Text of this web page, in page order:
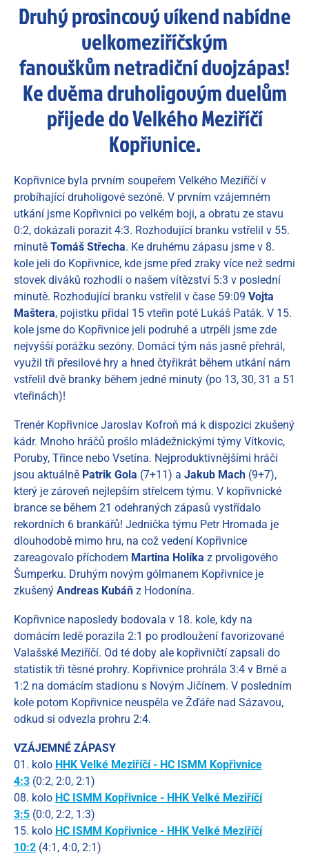
Druhý prosincový víkend nabídne
velkomeziříčským
fanouškům netradiční dvojzápas!
Ke dvěma druholigovým duelům
přijede do Velkého Meziříčí
Kopřivnice.
Kopřivnice byla prvním soupeřem Velkého Meziříčí v
probíhající druholigové sezóně. V prvním vzájemném
utkání jsme Kopřivnici po velkém boji, a obratu ze stavu
0:2, dokázali porazit 4:3. Rozhodující branku vstřelil v 55.
minutě Tomáš Střecha. Ke druhému zápasu jsme v 8.
kole jeli do Kopřivnice, kde jsme před zraky více než sedmi
stovek diváků rozhodli o našem vítězství 5:3 v poslední
minutě. Rozhodující branku vstřelil v čase 59:09 Vojta
Maštera, pojistku přidal 15 vteřin poté Lukáš Paták. V 15.
kole jsme do Kopřivnice jeli podruhé a utrpěli jsme zde
nejvyšší porážku sezóny. Domácí tým nás jasně přehrál,
využil tři přesilové hry a hned čtyřikrát během utkání nám
vstřelil dvě branky během jedné minuty (po 13, 30, 31 a 51
vteřinách)!
Trenér Kopřivnice Jaroslav Kofroň má k dispozici zkušený
kádr. Mnoho hráčů prošlo mládežnickými týmy Vítkovic,
Poruby, Třince nebo Vsetína. Nejproduktivnějšími hráči
jsou aktuálně Patrik Gola (7+11) a Jakub Mach (9+7),
který je zároveň nejlepším střelcem týmu. V kopřivnické
brance se během 21 odehraných zápasů vystřídalo
rekordních 6 brankářů! Jednička týmu Petr Hromada je
dlouhodobě mimo hru, na což vedení Kopřivnice
zareagovalo příchodem Martina Holíka z prvoligového
Šumperku. Druhým novým gólmanem Kopřivnice je
zkušený Andreas Kubáň z Hodonína.
Kopřivnice naposledy bodovala v 18. kole, kdy na
domácím ledě porazila 2:1 po prodloužení favorizované
Valašské Meziříčí. Od té doby ale kopřivničtí zapsali do
statistik tři těsné prohry. Kopřivnice prohrála 3:4 v Brně a
1:2 na domácím stadionu s Novým Jičínem. V posledním
kole potom Kopřivnice neuspěla ve Žďáře nad Sázavou,
odkud si odvezla prohru 2:4.
VZÁJEMNÉ ZÁPASY
01. kolo HHK Velké Meziříčí - HC ISMM Kopřivnice
4:3 (0:2, 2:0, 2:1)
08. kolo HC ISMM Kopřivnice - HHK Velké Meziříčí
3:5 (0:0, 2:2, 1:3)
15. kolo HC ISMM Kopřivnice - HHK Velké Meziříčí
10:2 (4:1, 4:0, 2:1)